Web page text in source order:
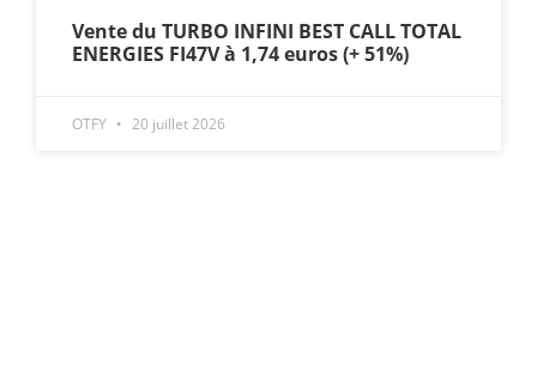
Vente du TURBO INFINI BEST CALL TOTAL
ENERGIES FI47V à 1,74 euros (+ 51%)
OTFY 20 juillet 2026